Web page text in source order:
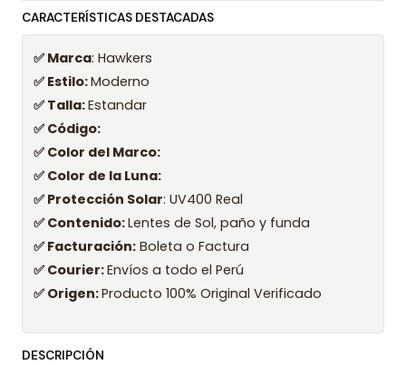
CARACTERÍSTICAS DESTACADAS
✅ Marca: Hawkers
✅ Estilo:Moderno
✅ Talla:Estandar
✅ Código:
✅ Color del Marco:
✅ Color de la Luna:
✅ Protección Solar: UV400 Real
✅ Contenido:Lentes de Sol, paño y funda
✅ Facturación: Boleta o Factura
✅ Courier:Envíos a todo el Perú
✅ Origen:Producto 100% Original Verificado
DESCRIPCIÓN